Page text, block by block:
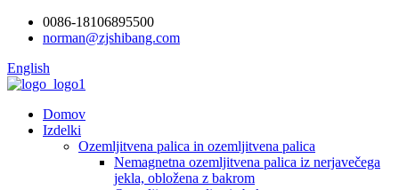
0086-18106895500
norman@zjshibang.com
English
Domov
Izdelki
Ozemljitvena palica in ozemljitvena palica
Nemagnetna ozemljitvena palica iz nerjavečega
jekla, obložena z bakrom